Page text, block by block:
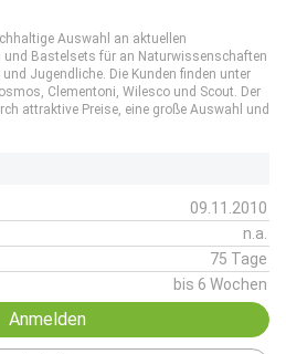
Auswahl an aktuellen
und Bastelsets für an Naturwissenschaften
Jugendliche. Die Kunden finden unter
Clementoni, Wilesco und Scout. Der
attraktive Preise, eine große Auswahl und
09.11.2010
n.a.
75 Tage
bis 6 Wochen
Anmelden